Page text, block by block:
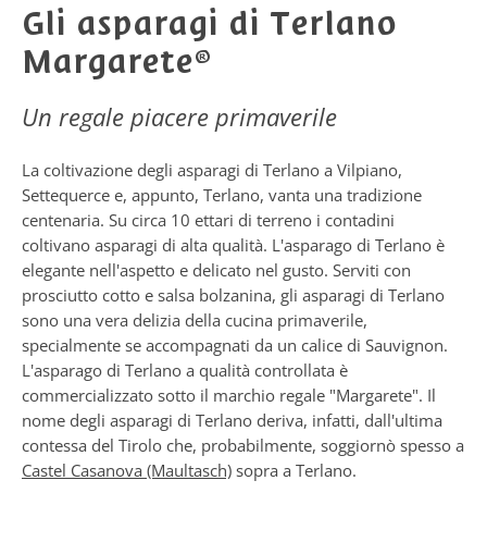
Gli asparagi di Terlano
Margarete®
Un regale piacere primaverile
La coltivazione degli asparagi di Terlano a Vilpiano,
Settequerce e, appunto, Terlano, vanta una tradizione
centenaria. Su circa 10 ettari di terreno i contadini
coltivano asparagi di alta qualità. L'asparago di Terlano è
elegante nell'aspetto e delicato nel gusto. Serviti con
prosciutto cotto e salsa bolzanina, gli asparagi di Terlano
sono una vera delizia della cucina primaverile,
specialmente se accompagnati da un calice di Sauvignon.
L'asparago di Terlano a qualità controllata è
commercializzato sotto il marchio regale "Margarete". Il
nome degli asparagi di Terlano deriva, infatti, dall'ultima
contessa del Tirolo che, probabilmente, soggiornò spesso a
Castel Casanova (Maultasch) sopra a Terlano.